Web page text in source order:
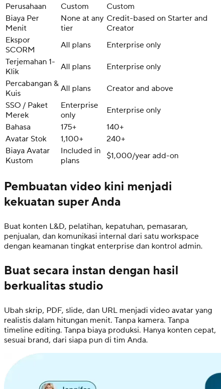
Perusahaan
Custom
Custom
Biaya Per
Menit
None at any
tier
Credit-based on Starter and
Creator
Ekspor
SCORM
All plans
Enterprise only
Terjemahan 1-
Klik
All plans
Enterprise only
Percabangan &
Kuis
All plans
Creator and above
SSO / Paket
Merek
Enterprise
only
Enterprise only
Bahasa
175+
140+
Avatar Stok
1,100+
240+
Biaya Avatar
Kustom
Included in
plans
$1,000/year add-on
Pembuatan video kini menjadi
kekuatan super Anda
Buat konten L&D, pelatihan, kepatuhan, pemasaran,
penjualan, dan komunikasi internal dari satu workspace
dengan keamanan tingkat enterprise dan kontrol admin.
Buat secara instan dengan hasil
berkualitas studio
Ubah skrip, PDF, slide, dan URL menjadi video avatar yang
realistis dalam hitungan menit. Tanpa kamera. Tanpa
timeline editing. Tanpa biaya produksi. Hanya konten cepat,
sesuai brand, dari siapa pun di tim Anda.